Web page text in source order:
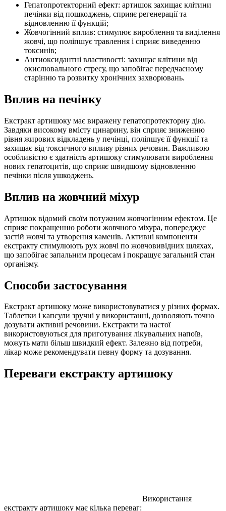
Гепатопротекторний ефект: артишок захищає клітини
печінки від пошкоджень, сприяє регенерації та
відновленню її функцій;
Жовчогінний вплив: стимулює вироблення та виділення
жовчі, що поліпшує травлення і сприяє виведенню
токсинів;
Антиоксидантні властивості: захищає клітини від
окислювального стресу, що запобігає передчасному
старінню та розвитку хронічних захворювань.
Вплив на печінку
Екстракт артишоку має виражену гепатопротекторну дію.
Завдяки високому вмісту цинарину, він сприяє зниженню
рівня жирових відкладень у печінці, поліпшує її функції та
захищає від токсичного впливу різних речовин. Важливою
особливістю є здатність артишоку стимулювати вироблення
нових гепатоцитів, що сприяє швидшому відновленню
печінки після ушкоджень.
Вплив на жовчний міхур
Артишок відомий своїм потужним жовчогінним ефектом. Це
сприяє покращенню роботи жовчного міхура, попереджує
застій жовчі та утворення каменів. Активні компоненти
екстракту стимулюють рух жовчі по жовчовивідних шляхах,
що запобігає запальним процесам і покращує загальний стан
організму.
Способи застосування
Екстракт артишоку може використовуватися у різних формах.
Таблетки і капсули зручні у використанні, дозволяють точно
дозувати активні речовини. Екстракти та настої
використовуються для приготування лікувальних напоїв,
можуть мати більш швидкий ефект. Залежно від потреби,
лікар може рекомендувати певну форму та дозування.
Переваги екстракту артишоку
Використання
екстракту артишоку має кілька переваг: